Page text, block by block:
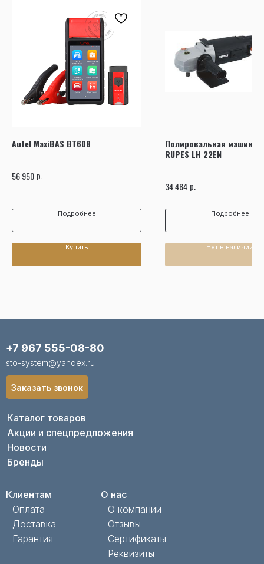
Autel MaxiBAS BT608
56 950 р.
Подробнее
Купить
Полировальная машинка
RUPES LH 22EN
34 484 р.
Подробнее
Нет в наличии
Каталог товаров
Акции и спецпредложения
Новости
Бренды
Клиентам
Оплата
Доставка
Гарантия
О нас
О компании
Отзывы
Сертификаты
Реквизиты
+7 967 555-08-80
sto-system@yandex.ru
Заказать звонок